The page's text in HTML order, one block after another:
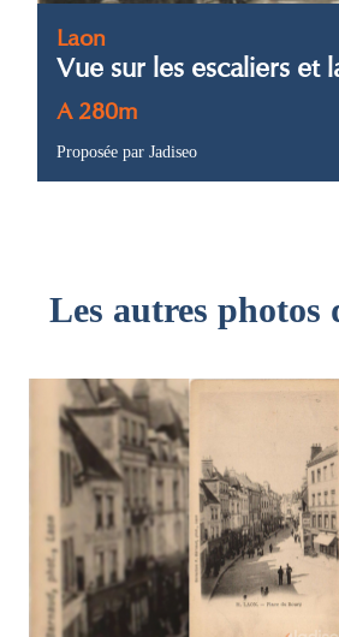
Laon
Vue sur les escaliers et
A 280m
Proposée par Jadiseo
Les autres photos